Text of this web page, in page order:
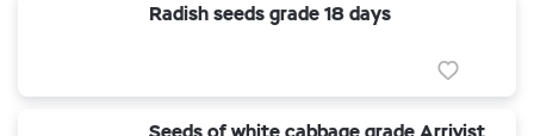
Radish seeds grade 18 days